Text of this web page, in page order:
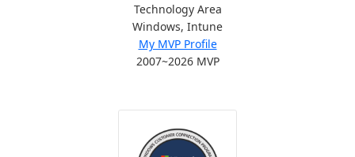
Technology Area
Windows, Intune
My MVP Profile
2007~2026 MVP